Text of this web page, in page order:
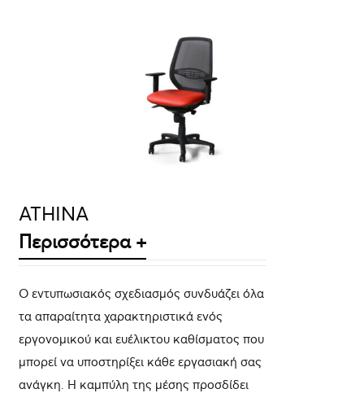
ΛΕΠΤΟΜΈΡΕΙΕΣ
ATHINA
Περισσότερα +
Ο εντυπωσιακός σχεδιασμός συνδυάζει όλα
τα απαραίτητα χαρακτηριστικά ενός
εργονομικού και ευέλικτου καθίσματος που
μπορεί να υποστηρίξει κάθε εργασιακή σας
ανάγκη. Η καμπύλη της μέσης προσδίδει